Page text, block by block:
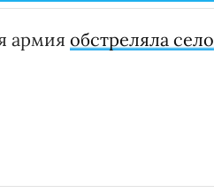
армия обстреляла село